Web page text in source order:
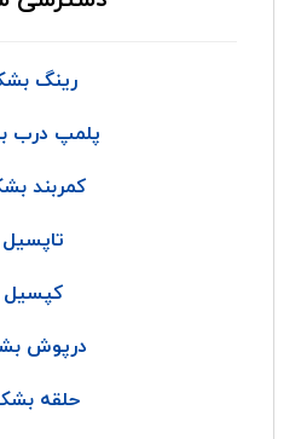
رینگ
پلمپ درب
کمربند
تاپسیل
کپسیل
درپوش
حلقه